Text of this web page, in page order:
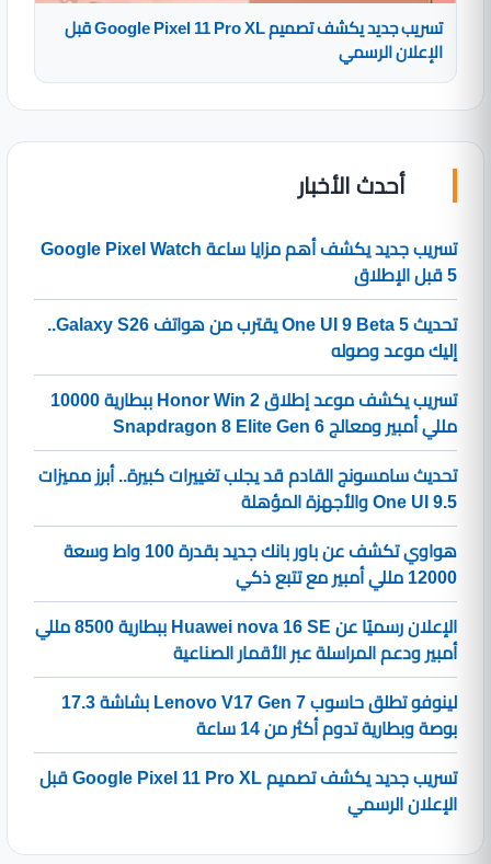
تسريب جديد يكشف تصميم Google Pixel 11 Pro XL قبل
الإعلان الرسمي
أحدث الأخبار
تسريب جديد يكشف أهم مزايا ساعة Google Pixel Watch
5 قبل الإطلاق
تحديث One UI 9 Beta 5 يقترب من هواتف Galaxy S26..
إليك موعد وصوله
تسريب يكشف موعد إطلاق Honor Win 2 ببطارية 10000
مللي أمبير ومعالج Snapdragon 8 Elite Gen 6
تحديث سامسونج القادم قد يجلب تغييرات كبيرة.. أبرز مميزات
One UI 9.5 والأجهزة المؤهلة
هواوي تكشف عن باور بانك جديد بقدرة 100 واط وسعة
12000 مللي أمبير مع تتبع ذكي
الإعلان رسميًا عن Huawei nova 16 SE ببطارية 8500 مللي
أمبير ودعم المراسلة عبر الأقمار الصناعية
لينوفو تطلق حاسوب Lenovo V17 Gen 7 بشاشة 17.3
بوصة وبطارية تدوم أكثر من 14 ساعة
تسريب جديد يكشف تصميم Google Pixel 11 Pro XL قبل
الإعلان الرسمي